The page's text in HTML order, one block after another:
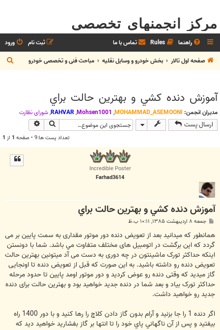
مرکز انجمنهای تخصصی
راهنما Rules تماس با ما ورود
ثبت نام
صفحه اول تالار
بخش خودرو و وسايل نقليه مباحث فنی و تخصصی خودرو
س
آموزش دنده کشي و بهترين حالت براي
مدیران انجمن: MOHAMMAD_ASEMOONI
,
Mohsen1001
,
RAHVAR
,شوراي نظارت
ارسال پست جستجو
تعداد پست ها:9 • صفحه 1 از 1
Incredible Poster
Farhad3614
آموزش دنده کشي و بهترين حالت براي
ت
جمعه ۸ اردیبهشت ۱۳۸۵, ۱۰:۱۱ ب.ظ
همانطور که میدانید بعد از تعویض دنده دور موتور مقداری به سمت پایین بر می
گردد که این برگشت در اتومبیل های مختلف متفاوت مي باشد. شما با دونستن
اینکه حداکثر تورک ماشینتون در چه دوری به دست می آد میتونین بهترین حالت
تعویض دنده رو داشته باشید. به این صورت که قبل از تعویض دنده تا اونجایی
گاز میدید که وقتی دنده رو عوض کردید و دور موتور اومد پایین تا حدود مرحله
حداکثر تورک بیاد و بعد شما در دنده جدید خواهید بود و بهترین حالت برای دنده
جدید رو خواهید داشت.
اگر دنده 1 را جا بزنيد و آرام بدون گاز دادن كلاچ را رها كنيد و با دور 1400 راه
بيفتيد و پس از آن ناگهاني پاي خود را تا انتها بر گاز بفشاريد خواهيد ديد كه